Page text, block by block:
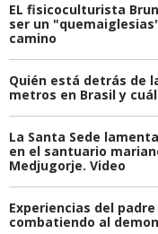
EL fisicoculturista
ser un
camino
Quién está detrás de
metros en Brasil y
La Santa Sede
en el santuario
Medjugorje. Video
Experiencias del
combatiendo al